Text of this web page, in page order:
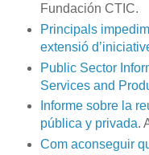
Fundación CTIC.
Principals
extensió
Public Sector
Services and
Informe sobre la
pública y privada.
Com aconseguir